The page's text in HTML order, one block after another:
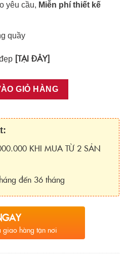
yêu cầu, Miễn phí thiết kế
quầy
[TẠI ĐÂY]
GIỎ HÀNG
KHI MUA TỪ 2 SẢN
đến 36 tháng
giao hàng tận nơi